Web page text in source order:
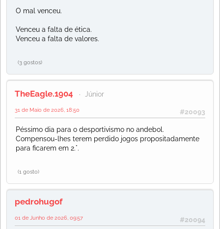
O mal venceu.
Venceu a falta de ética.
Venceu a falta de valores.
(3 gostos)
TheEagle.1904 Júnior
#20093
31 de Maio de 2026, 18:50
Péssimo dia para o desportivismo no andebol.
Compensou-lhes terem perdido jogos propositadamente
para ficarem em 2.°.
(1 gosto)
pedrohugof
#20094
01 de Junho de 2026, 09:57